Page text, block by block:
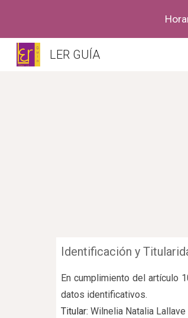
LER GUÍA
Identificación y
En cumplimiento del artículo
datos identificativos.
Titular: Wilnelia Natalia Lallave